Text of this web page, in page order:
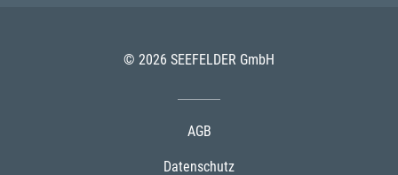
© 2026 SEEFELDER GmbH
AGB
Datenschutz